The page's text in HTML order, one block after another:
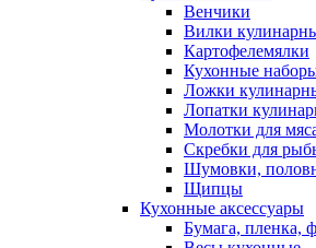
Венчики
Вилки
Картофелемялки
Кухонные
Ложки
Лопатки
Молотки для
Скребки для
Шумовки,
Щипцы
Кухонные аксессуары
Бумага, пленка,